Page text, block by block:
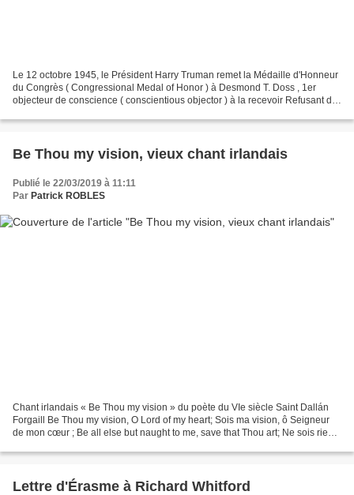
Le 12 octobre 1945, le Président Harry Truman remet la Médaille d'Honneur
du Congrès ( Congressional Medal of Honor ) à Desmond T. Doss , 1er
objecteur de conscience ( conscientious objector ) à la recevoir Refusant de
Be Thou my vision, vieux chant irlandais
Publié le 22/03/2019 à 11:11
Par Patrick ROBLES
Chant irlandais « Be Thou my vision » du poète du VIe siècle Saint Dallán
Forgaill Be Thou my vision, O Lord of my heart; Sois ma vision, ô Seigneur
de mon cœur ; Be all else but naught to me, save that Thou art; Ne sois rien
Lettre d'Érasme à Richard Whitford